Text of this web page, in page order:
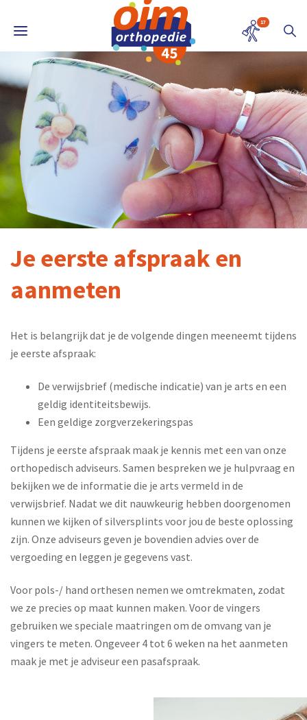
17
Je eerste afspraak en
aanmeten
Het is belangrijk dat je de volgende dingen meeneemt tijdens
je eerste afspraak:
De verwijsbrief (medische indicatie) van je arts en een
geldig identiteitsbewijs.
Een geldige zorgverzekeringspas
Tijdens je eerste afspraak maak je kennis met een van onze
orthopedisch adviseurs. Samen bespreken we je hulpvraag en
bekijken we de informatie die je arts vermeld in de
verwijsbrief. Nadat we dit nauwkeurig hebben doorgenomen
kunnen we kijken of silversplints voor jou de beste oplossing
zijn. Onze adviseurs geven je bovendien advies over de
vergoeding en leggen je gegevens vast.
Voor pols-/ hand orthesen nemen we omtrekmaten, zodat
we ze precies op maat kunnen maken. Voor de vingers
gebruiken we speciale maatringen om de omvang van je
vingers te meten. Ongeveer 4 tot 6 weken na het aanmeten
maak je met je adviseur een pasafspraak.